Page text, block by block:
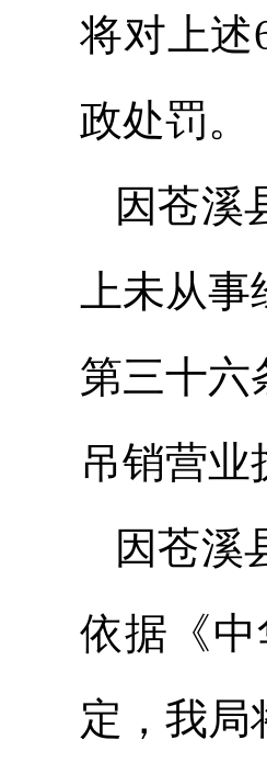
将对上述
政处罚。
因苍溪
上未从
第三十六
吊销营业
因苍溪
依据《
定，我局